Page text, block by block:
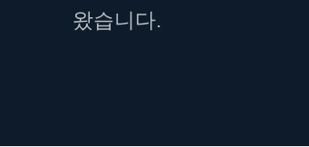
왔습니다.